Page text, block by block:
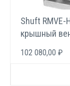
Shuft
крышный
102 080,00 ₽